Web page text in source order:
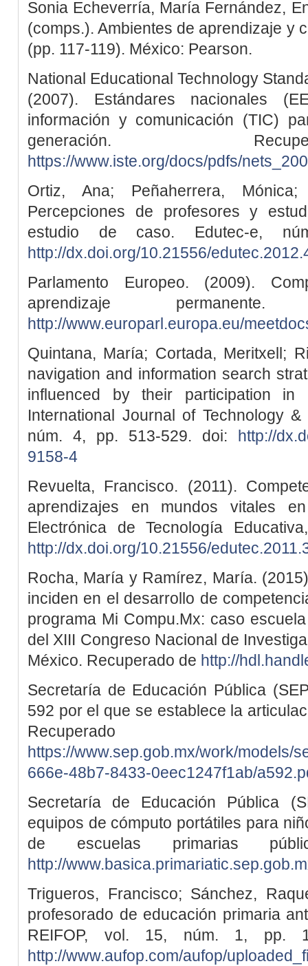
Sonia Echeverría, María Fernández,
(comps.). Ambientes de aprendizaje y
(pp. 117-119). México: Pearson.
National Educational Technology
(2007). Estándares nacionales
información y comunicación (TIC)
generación.
https://www.iste.org/docs/pdfs/
Ortiz, Ana; Peñaherrera,
Percepciones de profesores y
estudio de caso. Edutec-e,
http://dx.doi.org/10.21556/
Parlamento Europeo. (2009).
aprendizaje
http://www.europarl.europa.eu/
Quintana, María; Cortada, Meritxell;
navigation and information search
influenced by their participation in
International Journal of Technology
núm. 4, pp. 513-529. doi:
http://
9158-4
Revuelta, Francisco. (2011).
aprendizajes en mundos vitales
Electrónica de Tecnología
http://dx.doi.org/10.21556/
Rocha, María y Ramírez, María.
inciden en el desarrollo de
programa Mi Compu.Mx: caso
del XIII Congreso Nacional de
México. Recuperado de http://
Secretaría de Educación Pública
592 por el que se establece la
https://www.sep.gob.mx/work/models/
666e-48b7-8433-0eec1247f1ab/
Secretaría de Educación Pública
equipos de cómputo portátiles para
de escuelas primarias
http://
Trigueros, Francisco; Sánchez,
profesorado de educación primaria
REIFOP, vol. 15, núm. 1, pp.
http://www.aufop.com/aufop/